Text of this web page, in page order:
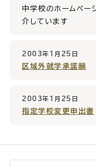
中学校のホームペー
介しています
2003年1月25日
区域外就学承諾願
2003年1月25日
指定学校変更申出書